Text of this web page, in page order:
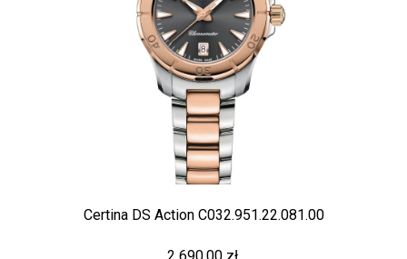
Certina DS Action C032.951.22.081.00